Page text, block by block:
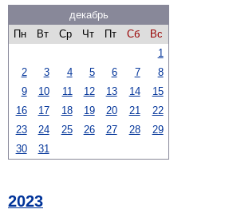
декабрь
Пн
Вт Ср Чт Пт Сб
Вс
1
2
3 4 5 6 7
8
9
10 11 12 13 14
15
16
17 18 19 20 21
22
23
24 25 26 27 28
29
30
31
2023